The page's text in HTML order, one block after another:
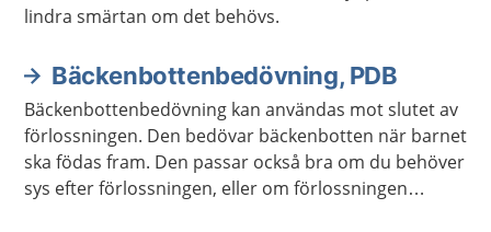
lindra smärtan om det behövs.
Bäckenbottenbedövning, PDB
Bäckenbottenbedövning kan användas mot slutet av
förlossningen. Den bedövar bäckenbotten när barnet
ska födas fram. Den passar också bra om du behöver
sys efter förlossningen, eller om förlossningen